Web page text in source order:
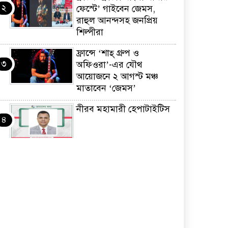
২
ফেস্টে’ গাইবেন জেমস,
রাহুল আনন্দসহ জনপ্রিয়
শিল্পীরা
৩
ফ্রান্সে ‘শাহ্ গ্রুপ ও
অফিওরা’-এর যৌথ
আয়োজনে ২ আগস্ট মঞ্চ
মাতাবেন ‘জেমস’
৪
নীরব মহামারী হেপাটাইটিস